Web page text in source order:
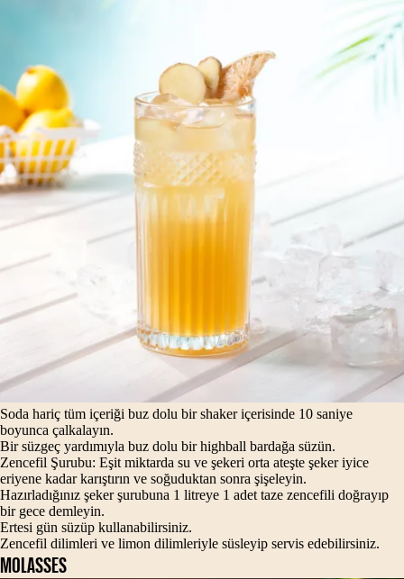
Soda hariç tüm içeriği buz dolu bir shaker içerisinde 10 saniye
boyunca çalkalayın.
Bir süzgeç yardımıyla buz dolu bir highball bardağa süzün.
Zencefil Şurubu: Eşit miktarda su ve şekeri orta ateşte şeker iyice
eriyene kadar karıştırın ve soğuduktan sonra şişeleyin.
Hazırladığınız şeker şurubuna 1 litreye 1 adet taze zencefili doğrayıp
bir gece demleyin.
Ertesi gün süzüp kullanabilirsiniz.
Zencefil dilimleri ve limon dilimleriyle süsleyip servis edebilirsiniz.
MOLASSES